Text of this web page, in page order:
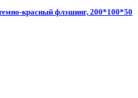
красный флэшинг, 200*100*50